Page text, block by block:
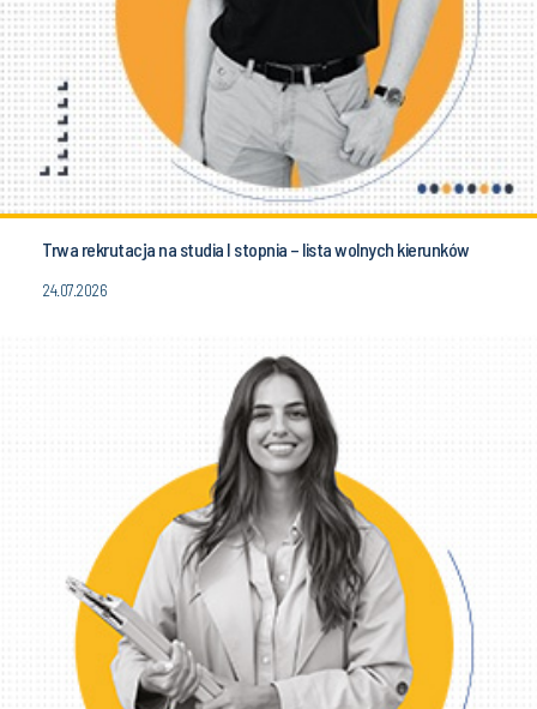
Trwa rekrutacja na studia I stopnia – lista wolnych kierunków
24.07.2026